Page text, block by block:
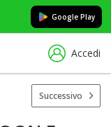
Google Play
Accedi
Successivo